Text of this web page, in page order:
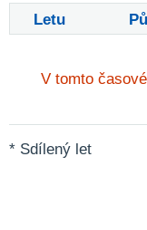
Letu
V tomto
* Sdílený let